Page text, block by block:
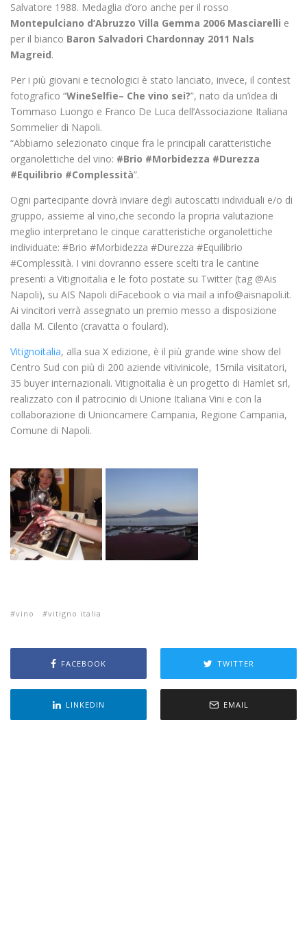
Salvatore 1988. Medaglia d’oro anche per il rosso
Montepulciano d’Abruzzo Villa Gemma 2006 Masciarelli e
per il bianco Baron Salvadori Chardonnay 2011 Nals
Magreid.
Per i più giovani e tecnologici è stato lanciato, invece, il contest
fotografico “WineSelfie– Che vino sei?”, nato da un’idea di
Tommaso Luongo e Franco De Luca dell’Associazione Italiana
Sommelier di Napoli.
“Abbiamo selezionato cinque fra le principali caratteristiche
organolettiche del vino: #Brio #Morbidezza #Durezza
#Equilibrio #Complessità”.
Ogni partecipante dovrà inviare degli autoscatti individuali e/o di
gruppo, assieme al vino,che secondo la propria valutazione
meglio interpretano le cinque caratteristiche organolettiche
individuate: #Brio #Morbidezza #Durezza #Equilibrio
#Complessità. I vini dovranno essere scelti tra le cantine
presenti a Vitignoitalia e le foto postate su Twitter (tag @Ais
Napoli), su AIS Napoli diFacebook o via mail a info@aisnapoli.it.
Ai vincitori verrà assegnato un premio messo a disposizione
dalla M. Cilento (cravatta o foulard).
Vitignoitalia, alla sua X edizione, è il più grande wine show del
Centro Sud con più di 200 aziende vitivinicole, 15mila visitatori,
35 buyer internazionali. Vitignoitalia è un progetto di Hamlet srl,
realizzato con il patrocinio di Unione Italiana Vini e con la
collaborazione di Unioncamere Campania, Regione Campania,
Comune di Napoli.
vino vitigno italia
FACEBOOK TWITTER
LINKEDIN EMAIL